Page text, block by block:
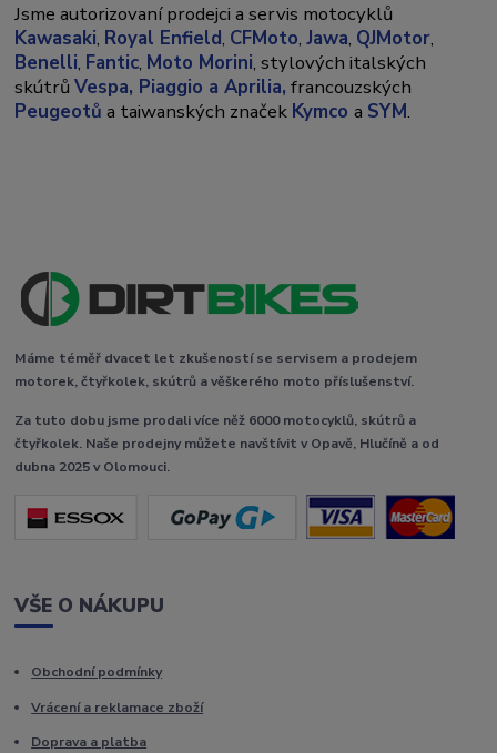
Jsme autorizovaní prodejci a servis motocyklů
Kawasaki, Royal Enfield, CFMoto,Jawa, QJMotor,
Benelli, Fantic, Moto Morini, stylových italských
skútrůVespa, Piaggio a Aprilia, francouzských
Peugeotů a taiwanských značek Kymcoa SYM.
Máme téměř dvacet let zkušeností se servisem a prodejem
motorek, čtyřkolek, skútrů a věškerého moto příslušenství.
Za tuto dobu jsme prodali více něž 6000 motocyklů, skútrů a
čtyřkolek. Naše prodejny můžete navštívit v Opavě, Hlučíně a od
dubna 2025 v Olomouci.
VŠE O NÁKUPU
Obchodní podmínky
Vrácení a reklamace zboží
Doprava a platba